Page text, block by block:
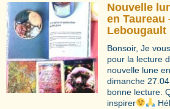
Nouvelle
en Taureau
Lebougault
Bonsoir, Je
pour la lecture
nouvelle lune
dimanche
bonne lecture.
inspirer